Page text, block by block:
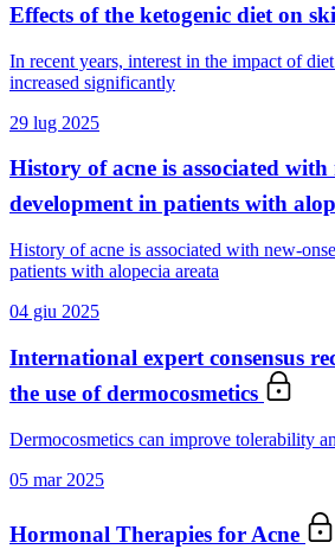
Effects of the ketogenic diet on
In recent years, interest in the impact of
increased significantly
29 lug 2025
History of acne is associated with
development in patients with
History of acne is associated with new-
patients with alopecia areata
04 giu 2025
International expert consensus
the use of dermocosmetics
Dermocosmetics can improve tolerability
05 mar 2025
Hormonal Therapies for Acne